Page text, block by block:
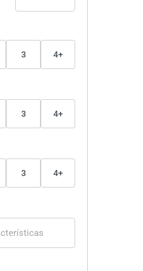
3 4+
3 4+
3 4+